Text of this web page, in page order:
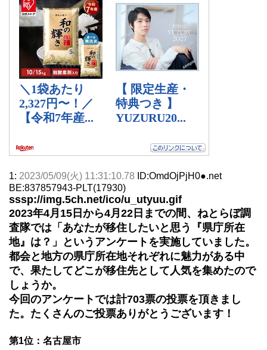
1: 2023/05/09(火) 11:31:10.78
ID:OmdOjPjH0●.net
BE:837857943-PLT(17930)
sssp://img.5ch.net/ico/u_utyuu.gif
2023年4月15日から4月22日までの間、ねとらぼ調
査隊では「あなたが移住したいと思う『県庁所在
地』は？」というアンケートを実施していました。
都会と地方の県庁所在地それぞれに魅力がある中
で、果たしてどこが移住先として人気を集めたので
しょうか。
今回のアンケートでは計703票の投票を頂きまし
た。たくさんのご投票ありがとうございます！
第1位：名古屋市